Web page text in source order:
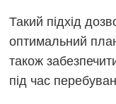
Такий підхід
оптимальний
також
під час